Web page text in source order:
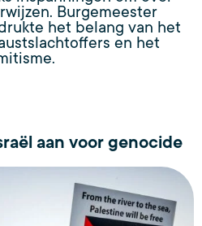
Burgemeester
het belang van het
en het
aan voor genocide